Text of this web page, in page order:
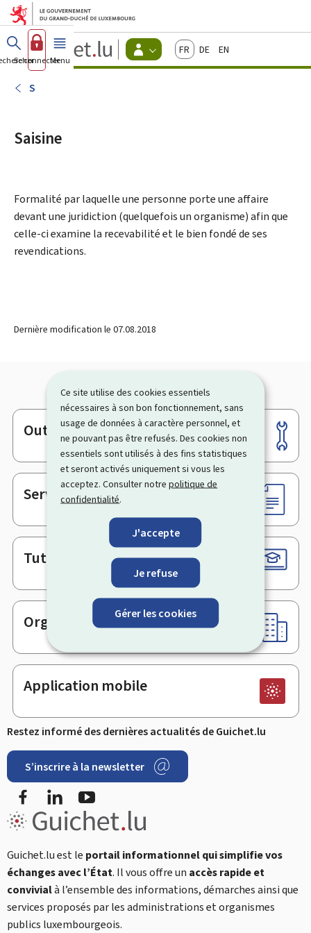
Ce site utilise des cookies essentiels
nécessaires à son bon fonctionnement, sans
usage de données à caractère personnel, et
ne pouvant pas être refusés. Des cookies non
essentiels sont utilisés à des fins statistiques
et seront activés uniquement si vous les
acceptez. Consulter notrepolitique de
confidentialité.
J'accepte
Je refuse
Gérer les cookies
Aller au menu principal
Aller au contenu
Guichet.lu
Changer
d'espace
FrançaisDeutschEnglish
Se connecterMenu principal
S
Saisine
Formalité par laquelle une personne porte une affaire
devant une juridiction (quelquefois un organisme) afin que
celle-ci examine la recevabilité et le bien fondé de ses
revendications.
Dernière modification le 07.08.2018
Pied
de
page
Outils
Services en ligne & Formulaires
Tutoriels
Organismes
Application mobile
Restez informé des dernières actualités de Guichet.lu
S’inscrire à la newsletter
FacebookLinkedIn
Guichet.lu est le portail informationnel qui simplifie vos
échanges avec l’État. Il vous offre un accès rapide et
convivialà l’ensemble des informations, démarches ainsi que
services proposés par les administrations et organismes
publics luxembourgeois.